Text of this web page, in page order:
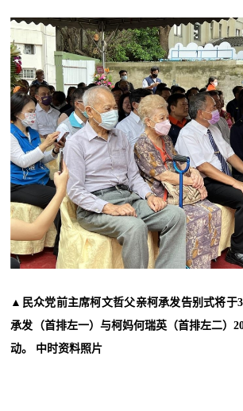
▲ 民众党前主席柯文哲父亲柯承发告别式将于
承发（首排左一）与柯妈何瑞英（首排左二）
动。 中时资料照片